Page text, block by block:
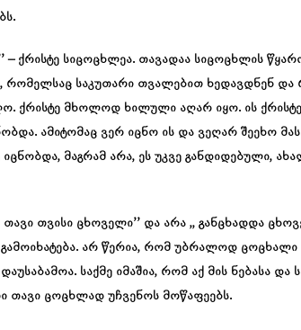
– ქრისტე სიცოცხლეა. თავადაა სიცოცხლის
რომელსაც საკუთარი თვალებით ხედავდნენ და
ქრისტე მხოლოდ ხილული აღარ იყო. ის
ამიტომაც ვერ იცნო ის და ვეღარ შეეხო
იცნობდა, მაგრამ არა, ეს უკვე განდიდებული,
თვისი ცხოველი’’ და არა ,, განცხადდა
არ წერია, რომ უბრალოდ ცოცხალი
საქმე იმაშია, რომ აქ მის ნებასა და
თავი ცოცხლად უჩვენოს მოწაფეებს.